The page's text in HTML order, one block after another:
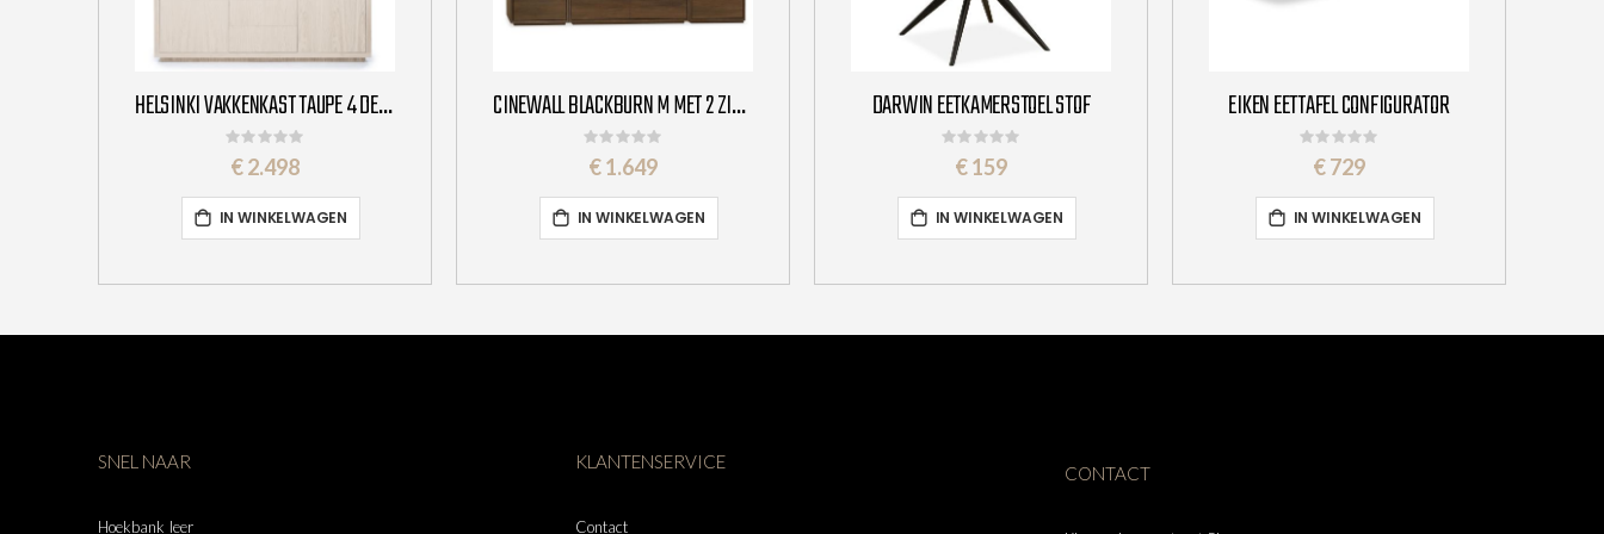
HELSINKI VAKKENKAST TAUPE 4 DEURS 2 LADEN
Rating:
0%
€ 2.498
IN WINKELWAGEN
CINEWALL BLACKBURN M MET 2 ZIJKASTEN
Rating:
0%
€ 1.649
IN WINKELWAGEN
DARWIN EETKAMERSTOEL STOF
Rating:
0%
€ 159
IN WINKELWAGEN
EIKEN EETTAFEL CONFIGURATOR
Rating:
0%
€ 729
IN WINKELWAGEN
SNEL NAAR
Hoekbank leer
KLANTENSERVICE
Contact
CONTACT